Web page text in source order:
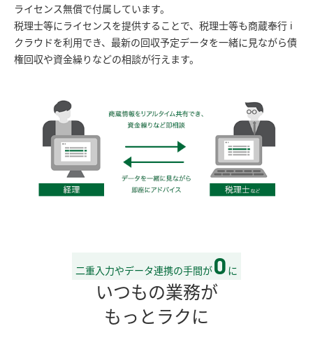
ライセンス無償で付属しています。
税理士等にライセンスを提供することで、税理士等も商蔵奉行 i
クラウドを利用でき、最新の回収予定データを一緒に見ながら債
権回収や資金繰りなどの相談が行えます。
二重入力やデータ連携の手間が 0 に
いつもの業務が
もっとラクに